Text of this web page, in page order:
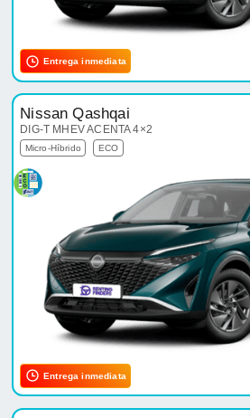
Entrega inmediata
Nissan Qashqai
DIG-T MHEV ACENTA 4×2
Micro-Híbrido ECO
Entrega inmediata